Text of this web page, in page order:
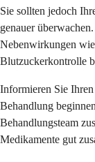
Sie sollten jedoch
genauer
Nebenwirkungen
Blutzuckerkontrolle
Informieren Sie
Behandlung
Behandlungsteam
Medikamente gut